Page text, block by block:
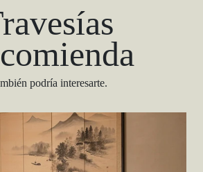
podría interesarte.